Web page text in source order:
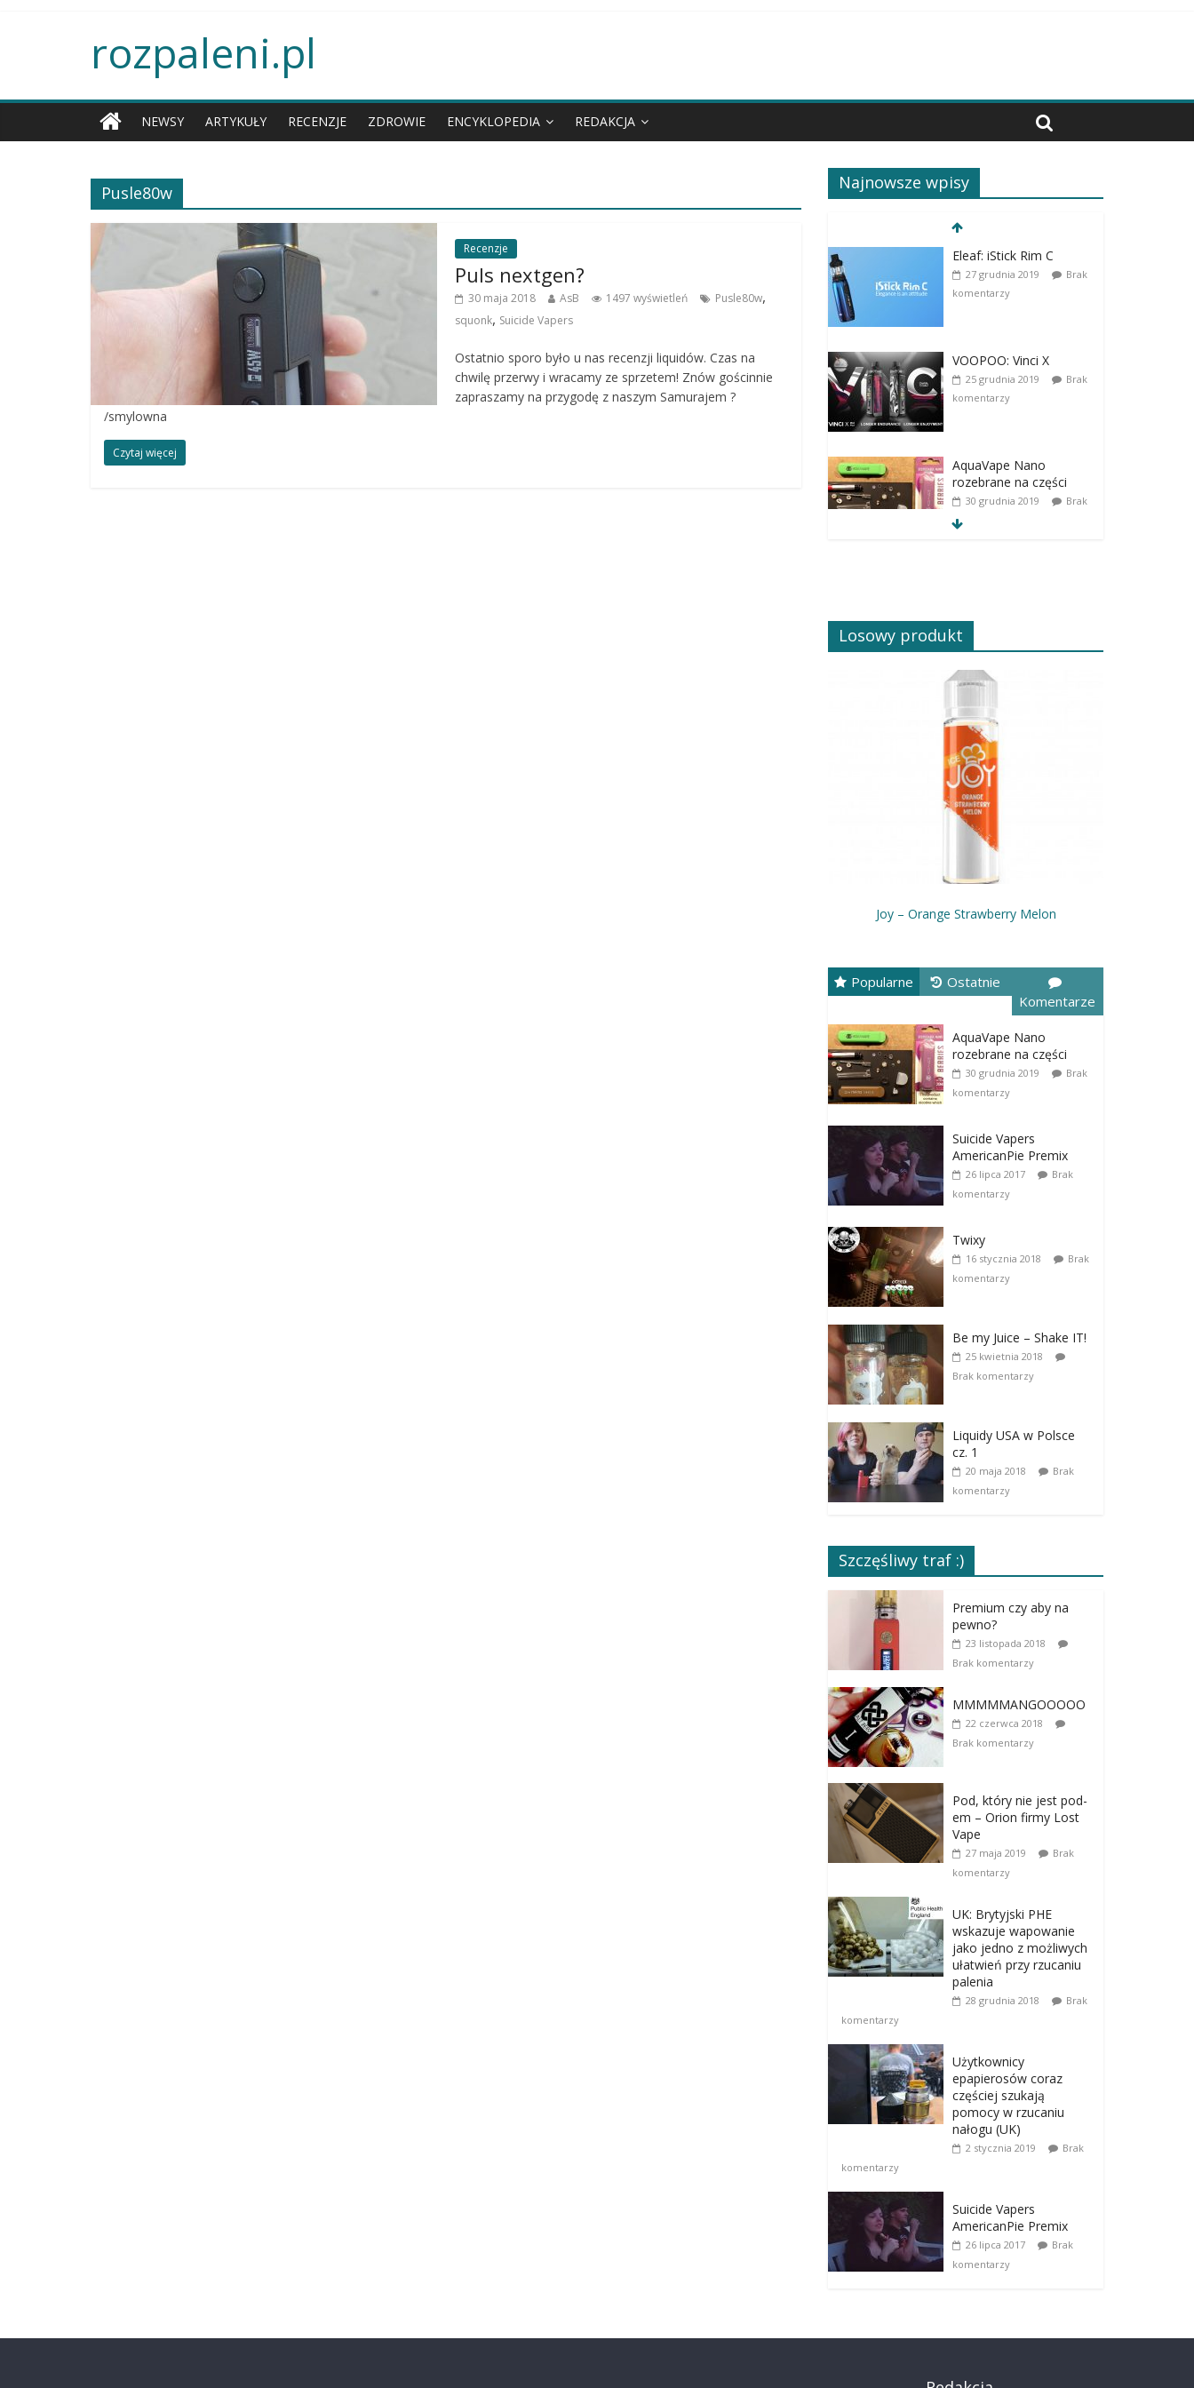
rozpaleni.pl
NEWSY ARTYKUŁY RECENZJE ZDROWIE ENCYKLOPEDIA REDAKCJA
Pusle80w
Recenzje
Puls nextgen?
30 maja 2018 AsB 1497 wyświetleń Pusle80w,
squonk, Suicide Vapers
Ostatnio sporo było u nas recenzji liquidów. Czas na
chwilę przerwy i wracamy ze sprzetem! Znów gościnnie
zapraszamy na przygodę z naszym Samurajem ?
/smylowna
Czytaj więcej
Najnowsze wpisy
Eleaf: iStick Rim C
27 grudnia 2019
Brak
komentarzy
VOOPOO: Vinci X
25 grudnia 2019
Brak
komentarzy
AquaVape Nano
rozebrane na części
30 grudnia 2019
Brak
komentarzy
Losowy produkt
Joy – Orange Strawberry Melon
Popularne
Ostatnie
Komentarze
AquaVape Nano
rozebrane na części
30 grudnia 2019
Brak
komentarzy
Suicide Vapers
AmericanPie Premix
26 lipca 2017
Brak
komentarzy
Twixy
16 stycznia 2018
Brak
komentarzy
Be my Juice – Shake IT!
25 kwietnia 2018
Brak komentarzy
Liquidy USA w Polsce
cz. 1
20 maja 2018
Brak
komentarzy
Szczęśliwy traf :)
Premium czy aby na
pewno?
23 listopada 2018
Brak komentarzy
MMMMMANGOOOOO
22 czerwca 2018
Brak komentarzy
Pod, który nie jest pod-
em – Orion firmy Lost
Vape
27 maja 2019
Brak
komentarzy
UK: Brytyjski PHE
wskazuje wapowanie
jako jedno z możliwych
ułatwień przy rzucaniu
palenia
28 grudnia 2018
Brak
komentarzy
Użytkownicy
epapierosów coraz
częściej szukają
pomocy w rzucaniu
nałogu (UK)
2 stycznia 2019
Brak
komentarzy
Suicide Vapers
AmericanPie Premix
26 lipca 2017
Brak
komentarzy